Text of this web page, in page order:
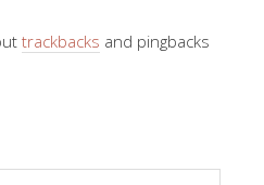
trackbacks and pingbacks